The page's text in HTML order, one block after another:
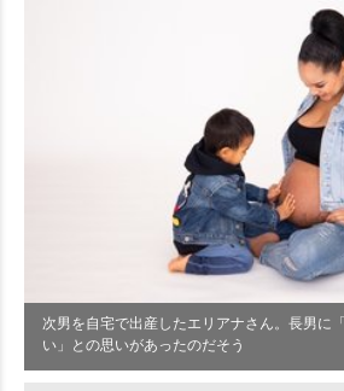
次男を自宅で出産したエリアナさん。長男に
い」との思いがあったのだそう